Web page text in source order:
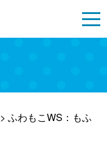
> ふわもこWS：もふ